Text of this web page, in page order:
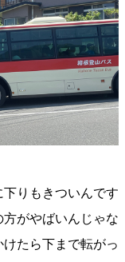
りもきついんです
がやばいんじゃな
たら下まで転がっ